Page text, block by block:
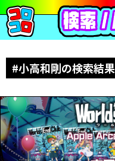
#小高和剛の検索結果